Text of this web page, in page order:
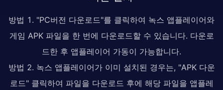
방법 1. "PC버전 다운로드"를 클릭하여 녹스 앱플레이어와
게임 APK 파일을 한 번에 다운로드할 수 있습니다. 다운로
드한 후 앱플레이어 가동이 가능합니다.
방법 2. 녹스 앱플레이어가 이미 설치된 경우는, "APK 다운
로드" 클릭하여 파일을 다운로드 후에 해당 파일을 앱플레